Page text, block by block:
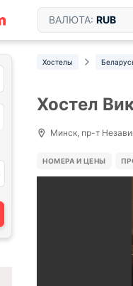
ВАЛЮТА: RUB
Хостелы
Хостел
Минск, пр-т
НОМЕРА И ЦЕНЫ